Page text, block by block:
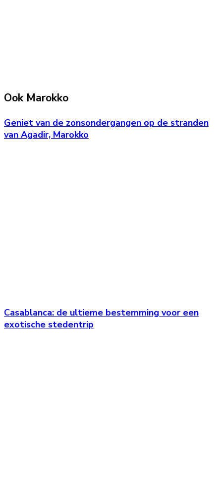
Ook Marokko
Geniet van de zonsondergangen op de stranden
van Agadir, Marokko
Casablanca: de ultieme bestemming voor een
exotische stedentrip